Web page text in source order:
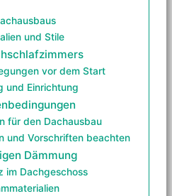
und Stile
vor dem Start
und Einrichtung
für den Dachausbau
und Vorschriften beachten
Dämmung
im Dachgeschoss